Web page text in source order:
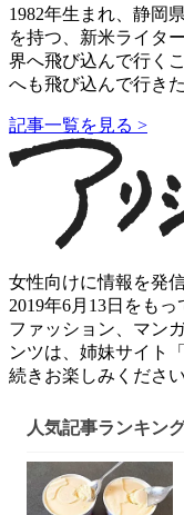
1982年生まれ、静岡
を持つ、新米ライタ
界へ飛び込んで行く
へも飛び込んで行きた
記事一覧を見る >
女性向けに情報を発
2019年6月13日をも
ファッション、マン
ンツは、姉妹サイト
続きお楽しみください
人気記事ランキン